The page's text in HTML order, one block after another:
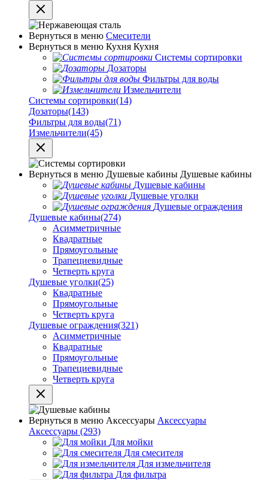
Вернуться в меню Смесители
Вернуться в меню Кухня Кухня
Системы сортировки
Дозаторы
Фильтры для воды
Измельчители
Системы сортировки(14)
Дозаторы(143)
Фильтры для воды(71)
Измельчители(45)
Вернуться в меню Душевые кабины Душевые кабины
Душевые кабины
Душевые уголки
Душевые ограждения
Душевые кабины(274)
Асимметричные
Квадратные
Прямоугольные
Трапециевидные
Четверть круга
Душевые уголки(25)
Квадратные
Прямоугольные
Четверть круга
Душевые ограждения(321)
Асимметричные
Квадратные
Прямоугольные
Трапециевидные
Четверть круга
Вернуться в меню Аксессуары Аксессуары
Аксессуары (293)
Для мойки
Для смесителя
Для измельчителя
Для фильтра